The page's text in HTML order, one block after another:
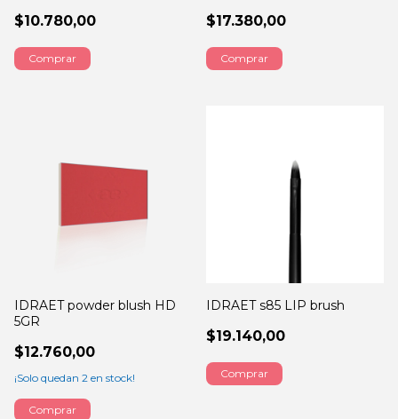
$10.780,00
Comprar
$17.380,00
IDRAET powder blush HD
5GR
$12.760,00
¡Solo quedan 2 en stock!
Comprar
IDRAET s85 LIP brush
$19.140,00